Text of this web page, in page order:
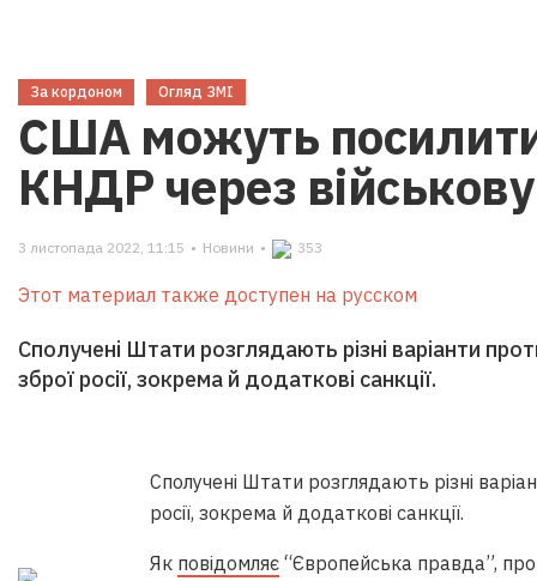
За кордоном Огляд ЗМІ
США можуть посилити
КНДР через військову
3 листопада 2022, 11:15 • Новини • 353
Этот материал также доступен на русском
Сполучені Штати розглядають різні варіанти
зброї росії, зокрема й додаткові санкції.
Сполучені Штати розглядають різні
росії, зокрема й додаткові санкції.
Як повідомляє “Європейська правда”,